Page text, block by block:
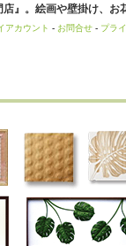
』。絵画や壁掛け、
アカウント - お問合せ - プラ